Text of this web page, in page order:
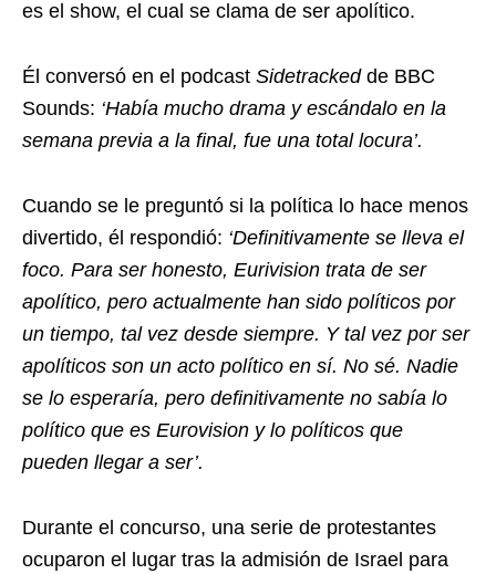
es el show, el cual se clama de ser apolítico.
Él conversó en el podcast Sidetracked de BBC
Sounds: ‘Había mucho drama y escándalo en la
semana previa a la final, fue una total locura’.
Cuando se le preguntó si la política lo hace menos
divertido, él respondió: ‘Definitivamente se lleva el
foco. Para ser honesto, Eurivision trata de ser
apolítico, pero actualmente han sido políticos por
un tiempo, tal vez desde siempre. Y tal vez por ser
apolíticos son un acto político en sí. No sé. Nadie
se lo esperaría, pero definitivamente no sabía lo
político que es Eurovision y lo políticos que
pueden llegar a ser’.
Durante el concurso, una serie de protestantes
ocuparon el lugar tras la admisión de Israel para